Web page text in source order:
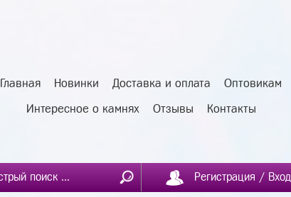
Главная Новинки Доставка и оплата Оптовикам
Интересное о камнях Отзывы Контакты
Регистрация / Вход